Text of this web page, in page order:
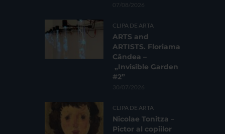
07/08/2026
CLIPA DE ARTA
ARTS and
ARTISTS. Floriama
Cândea –
„Invisible Garden
#2”
30/07/2026
CLIPA DE ARTA
Nicolae Tonitza –
Pictor al copiilor